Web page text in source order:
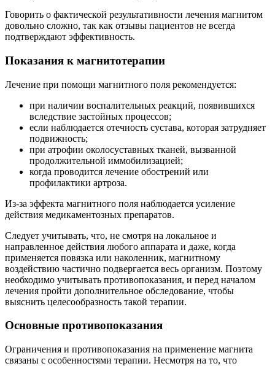
Говорить о фактической результативности лечения магнитом
довольно сложно, так как отзывы пациентов не всегда
подтверждают эффективность.
Показания к магнитотерапии
Лечение при помощи магнитного поля рекомендуется:
при наличии воспалительных реакций, появившихся
вследствие застойных процессов;
если наблюдается отечность сустава, которая затрудняет
подвижность;
при атрофии околосуставных тканей, вызванной
продолжительной иммобилизацией;
когда проводится лечение обострений или
профилактики артроза.
Из-за эффекта магнитного поля наблюдается усиление
действия медикаментозных препаратов.
Следует учитывать, что, не смотря на локальное и
направленное действия любого аппарата и даже, когда
применяется повязка или наколенник, магнитному
воздействию частично подвергается весь организм. Поэтому
необходимо учитывать противопоказания, и перед началом
лечения пройти дополнительное обследование, чтобы
выяснить целесообразность такой терапии.
Основные противопоказания
Ограничения и противопоказания на применение магнита
связаны с особенностями терапии. Несмотря на то, что